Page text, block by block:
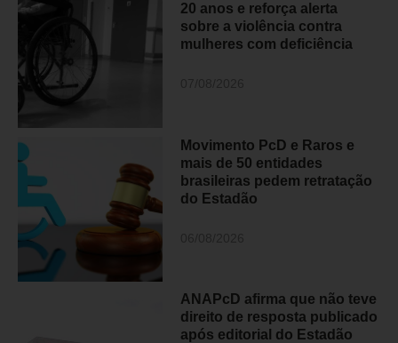
20 anos e reforça alerta
sobre a violência contra
mulheres com deficiência
Movimento PcD e Raros e
mais de 50 entidades
brasileiras pedem retratação
do Estadão
ANAPcD afirma que não teve
direito de resposta publicado
após editorial do Estadão